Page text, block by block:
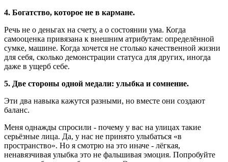
4. Богатство, которое не в кармане.
Речь не о деньгах на счету, а о состоянии ума. Когда
самооценка привязана к внешним атрибутам: определённой
сумке, машине. Когда хочется не столько качественной жизни
для себя, сколько демонстрации статуса для других, иногда
даже в ущерб себе.
5. Две стороны одной медали: улыбка и сомнение.
Эти два навыка кажутся разными, но вместе они создают
баланс.
Меня однажды спросили - почему у вас на улицах такие
серьёзные лица. Да, у нас не принято улыбаться «в
пространство». Но я смотрю на это иначе - лёгкая,
ненавязчивая улыбка это не фальшивая эмоция. Попробуйте